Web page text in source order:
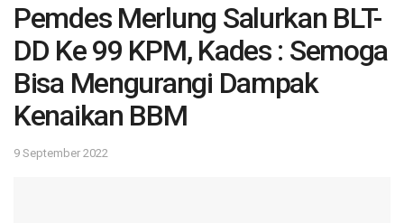
Pemdes Merlung Salurkan BLT-
DD Ke 99 KPM, Kades : Semoga
Bisa Mengurangi Dampak
Kenaikan BBM
9 September 2022